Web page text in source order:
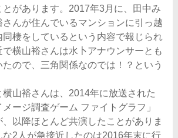
があります。2017年3月に、田中み
んが住んでいるマンションに引っ越
同棲をしているという内容で報じられ
で横山裕さんは水卜アナウンサーとも
ので、三角関係なのでは！？という
横山裕さんは、2014年に放送された
メージ調査ゲーム ファイトグラフ」
以降ほとんど共演したことがありま
2人が急接近したのは2016年末に行